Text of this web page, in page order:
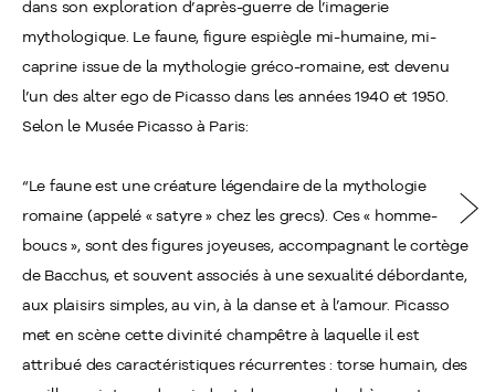
dans son exploration d’après-guerre de l’imagerie
mythologique. Le faune, figure espiègle mi-humaine, mi-
caprine issue de la mythologie gréco-romaine, est devenu
l’un des alter ego de Picasso dans les années 1940 et 1950.
Selon le Musée Picasso à Paris:
“Le faune est une créature légendaire de la mythologie
romaine (appelé « satyre » chez les grecs). Ces « homme-
boucs », sont des figures joyeuses, accompagnant le cortège
de Bacchus, et souvent associés à une sexualité débordante,
aux plaisirs simples, au vin, à la danse et à l’amour. Picasso
met en scène cette divinité champêtre à laquelle il est
attribué des caractéristiques récurrentes : torse humain, des